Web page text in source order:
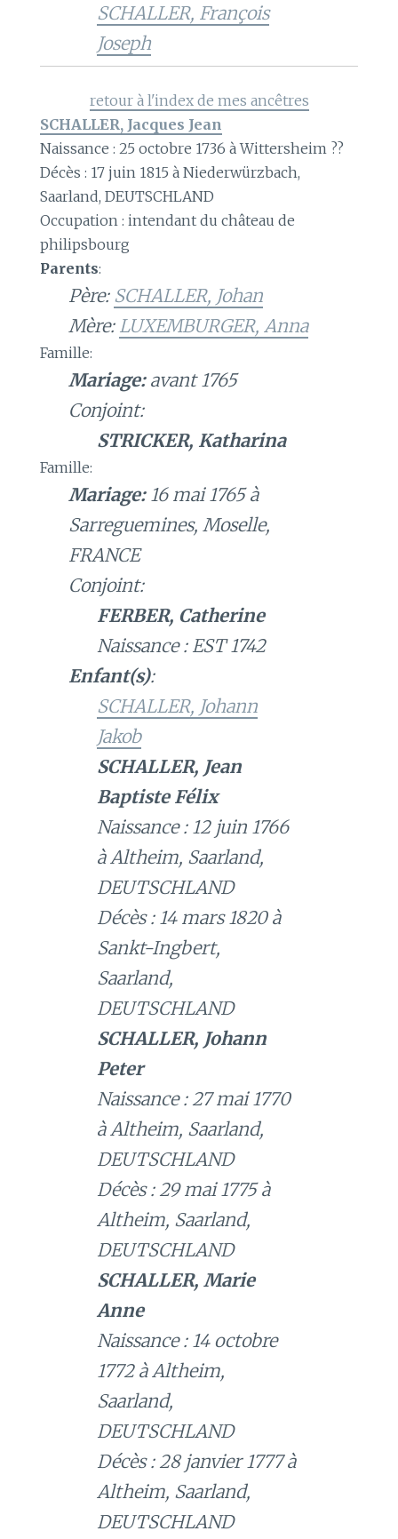
SCHALLER, François
Joseph
retour à l'index de mes ancêtres
SCHALLER, Jacques Jean
Naissance : 25 octobre 1736 à Wittersheim ??
Décès : 17 juin 1815 à Niederwürzbach,
Saarland, DEUTSCHLAND
Occupation : intendant du château de
philipsbourg
Parents:
Père: SCHALLER, Johan
Mère: LUXEMBURGER, Anna
Famille:
Mariage:avant 1765
Conjoint:
STRICKER, Katharina
Famille:
Mariage:16 mai 1765 à
Sarreguemines, Moselle,
FRANCE
Conjoint:
FERBER, Catherine
Naissance : EST 1742
Enfant(s):
SCHALLER, Johann
Jakob
SCHALLER, Jean
Baptiste Félix
Naissance : 12 juin 1766
à Altheim, Saarland,
DEUTSCHLAND
Décès : 14 mars 1820 à
Sankt-Ingbert,
Saarland,
DEUTSCHLAND
SCHALLER, Johann
Peter
Naissance : 27 mai 1770
à Altheim, Saarland,
DEUTSCHLAND
Décès : 29 mai 1775 à
Altheim, Saarland,
DEUTSCHLAND
SCHALLER, Marie
Anne
Naissance : 14 octobre
1772 à Altheim,
Saarland,
DEUTSCHLAND
Décès : 28 janvier 1777 à
Altheim, Saarland,
DEUTSCHLAND